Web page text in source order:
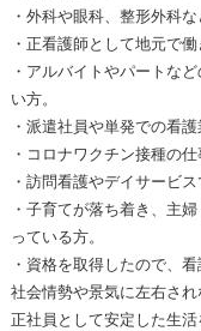
・外科や眼科、整形外科
・正看護師として地元で働
・アルバイトやパートな
い方。
・派遣社員や単発での看
・コロナワクチン接種の
・訪問看護やデイサービ
・子育てが落ち着き、主
っている方。
・資格を取得したので、
社会情勢や景気に左右さ
正社員として安定した生活